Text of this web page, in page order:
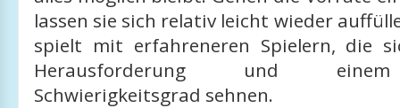
lassen sie sich relativ leicht wieder
spielt mit erfahreneren Spielern, die
Herausforderung und
Schwierigkeitsgrad sehnen.